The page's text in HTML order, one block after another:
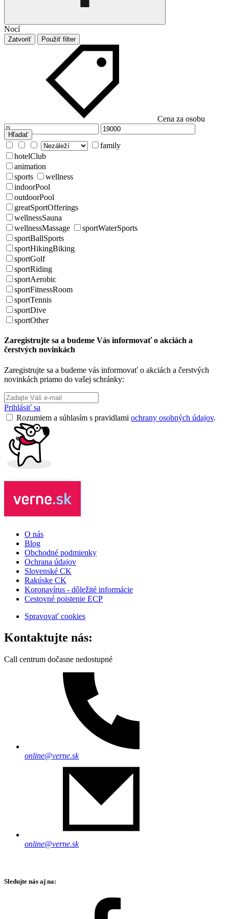
Nocí
Zatvoriť Použiť filter
Cena za osobu
Hľadať
family
hotelClub
animation
sports
wellness
indoorPool
outdoorPool
greatSportOfferings
wellnessSauna
wellnessMassage
sportWaterSports
sportBallSports
sportHikingBiking
sportGolf
sportRiding
sportAerobic
sportFitnessRoom
sportTennis
sportDive
sportOther
Zaregistrujte sa a budeme Vás informovať o akciách a
čerstvých novinkách
Zaregistrujte sa a budeme vás informovať o akciách a čerstvých
novinkách priamo do vašej schránky:
Prihlásiť sa
Rozumiem a súhlasím s pravidlami ochrany osobných údajov.
O nás
Blog
Obchodné podmienky
Ochrana údajov
Slovenské CK
Rakúske CK
Koronavírus - dôležité informácie
Cestovné poistenie ECP
Spravovať cookies
Kontaktujte nás:
Call centrum dočasne nedostupné
online@verne.sk
online@verne.sk
Sledujte nás aj na: